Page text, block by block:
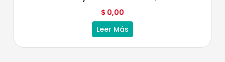
$ 0,00
Leer Más